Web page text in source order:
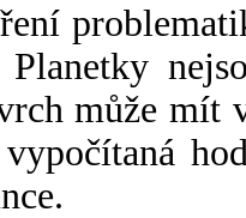
Planetky
může mít